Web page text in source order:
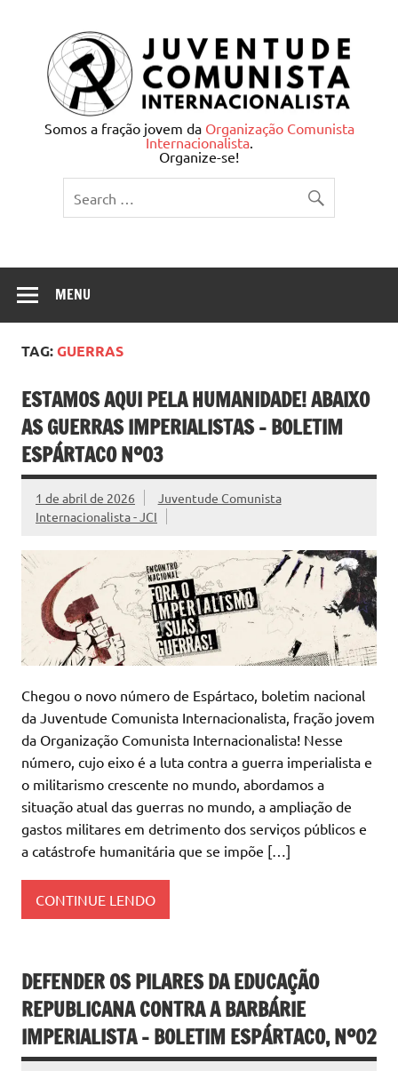
Juventude Comunista
Internacionalista
Somos a fração jovem da Organização Comunista
Internacionalista.
Organize-se!
MENU
TAG:GUERRAS
ESTAMOS AQUI PELA HUMANIDADE! ABAIXO
AS GUERRAS IMPERIALISTAS – BOLETIM
ESPÁRTACO Nº03
1 de abril de 2026
Juventude Comunista
Internacionalista - JCI
Chegou o novo número de Espártaco, boletim nacional
da Juventude Comunista Internacionalista, fração jovem
da Organização Comunista Internacionalista! Nesse
número, cujo eixo é a luta contra a guerra imperialista e
o militarismo crescente no mundo, abordamos a
situação atual das guerras no mundo, a ampliação de
gastos militares em detrimento dos serviços públicos e
a catástrofe humanitária que se impõe […]
CONTINUE LENDO
DEFENDER OS PILARES DA EDUCAÇÃO
REPUBLICANA CONTRA A BARBÁRIE
IMPERIALISTA – BOLETIM ESPÁRTACO, Nº02